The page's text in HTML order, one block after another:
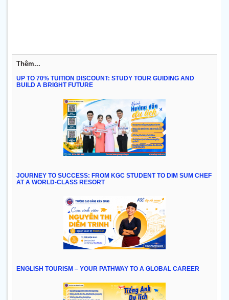
Thêm...
UP TO 70% TUITION DISCOUNT: STUDY TOUR GUIDING AND
BUILD A BRIGHT FUTURE
JOURNEY TO SUCCESS: FROM KGC STUDENT TO DIM SUM CHEF
AT A WORLD-CLASS RESORT
ENGLISH TOURISM – YOUR PATHWAY TO A GLOBAL CAREER